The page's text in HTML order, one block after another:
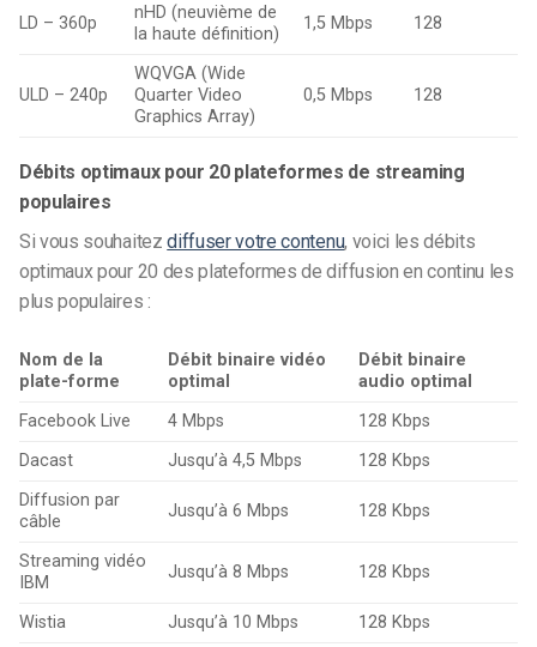
LD – 360p
nHD (neuvième de
la haute définition)
1,5 Mbps 128
ULD – 240p
WQVGA (Wide
Quarter Video
Graphics Array)
0,5 Mbps 128
Débits optimaux pour 20 plateformes de streaming
populaires
Si vous souhaitezdiffuser votre contenu, voici les débits
optimaux pour 20 des plateformes de diffusion en continu les
plus populaires :
Nom de la
plate-forme
Débit binaire vidéo
optimal
Débit binaire
audio optimal
Facebook Live
4 Mbps
128 Kbps
Dacast
Jusqu’à 4,5 Mbps
128 Kbps
Diffusion par
câble
Jusqu’à 6 Mbps 128 Kbps
Streaming vidéo
IBM
Jusqu’à 8 Mbps 128 Kbps
Wistia Jusqu’à 10 Mbps
128 Kbps